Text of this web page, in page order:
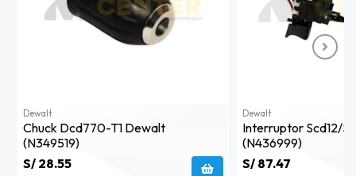
Dewalt
Chuck Dcd770-T1 Dewalt
(n349519)
S/ 28.55
Dewalt
Interruptor Scd12/
(n436999)
S/ 87.47